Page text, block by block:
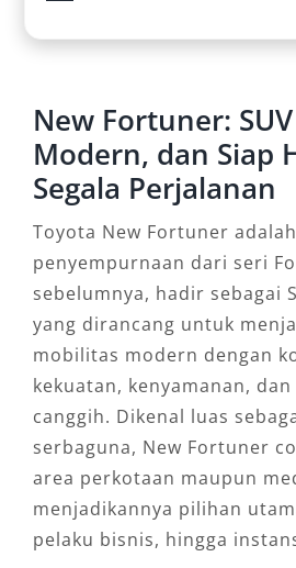
New Fortuner:
Modern, dan Siap
Segala Perjalanan
Toyota New Fortuner
penyempurnaan dari seri
sebelumnya, hadir sebagai
yang dirancang untuk
mobilitas modern dengan
kekuatan, kenyamanan,
canggih. Dikenal luas
serbaguna, New Fortuner
area perkotaan maupun
menjadikannya pilihan
pelaku bisnis, hingga